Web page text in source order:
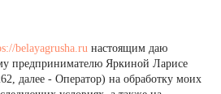
belayagrusha.ru настоящим даю
предпринимателю Яркиной Ларисе
далее - Оператор) на обработку моих